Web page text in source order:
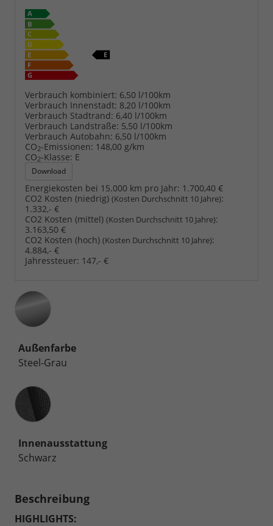
Verbrauch kombiniert: 6,50 l/100km
Verbrauch Innenstadt: 8,20 l/100km
Verbrauch Stadtrand: 6,40 l/100km
Verbrauch Landstraße: 5,50 l/100km
Verbrauch Autobahn: 6,50 l/100km
CO2-Emissionen: 148,00 g/km
CO2-Klasse: E
Download
Energiekosten bei 15.000 km pro Jahr: 1.700,40 €
CO2 Kosten (niedrig) (Kosten Durchschnitt 10 Jahre):
1.332,- €
CO2 Kosten (mittel) (Kosten Durchschnitt 10 Jahre):
3.163,50 €
CO2 Kosten (hoch) (Kosten Durchschnitt 10 Jahre):
4.884,- €
Jahressteuer: 147,- €
Außenfarbe
Steel-Grau
Innenausstattung
Innenausstattung
Schwarz
Beschreibung
HIGHLIGHTS: